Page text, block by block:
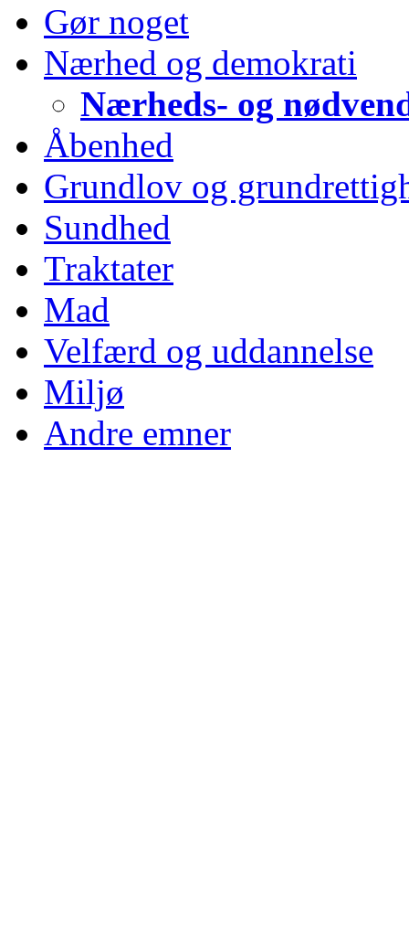
Gør noget
Nærhed og demokrati
Nærheds- og
Åbenhed
Grundlov og
Sundhed
Traktater
Mad
Velfærd og uddannelse
Miljø
Andre emner